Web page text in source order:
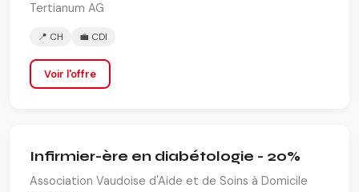
Tertianum AG
📍 CH 💼 CDI
Voir l'offre
Infirmier-ère en diabétologie - 20%
Association Vaudoise d'Aide et de Soins à Domicile